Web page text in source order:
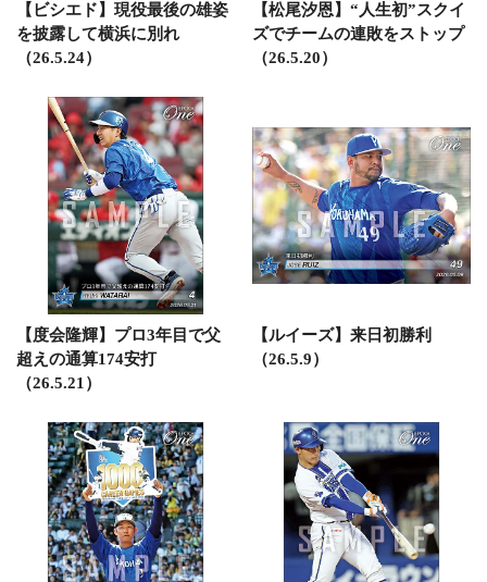
【ビシエド】現役最後の雄姿
を披露して横浜に別れ
（26.5.24）
【松尾汐恩】“人生初”スクイ
ズでチームの連敗をストップ
（26.5.20）
【度会隆輝】プロ3年目で父
超えの通算174安打
（26.5.21）
【ルイーズ】来日初勝利
（26.5.9）